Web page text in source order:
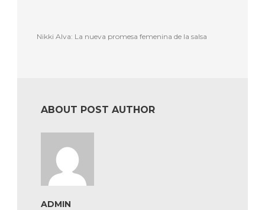
Nikki Alva: La nueva promesa femenina de la salsa
ABOUT POST AUTHOR
ADMIN